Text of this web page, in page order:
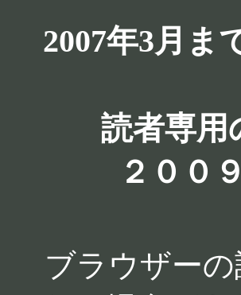
2007年3月ま
読者専用
２００
ブラウザー